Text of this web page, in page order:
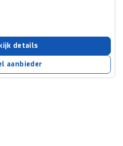
details
aanbieder